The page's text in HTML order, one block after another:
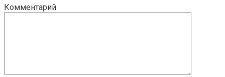
Комментарий